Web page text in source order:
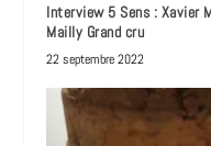
Interview 5 Sens : Xavier
Mailly Grand cru
22 septembre 2022